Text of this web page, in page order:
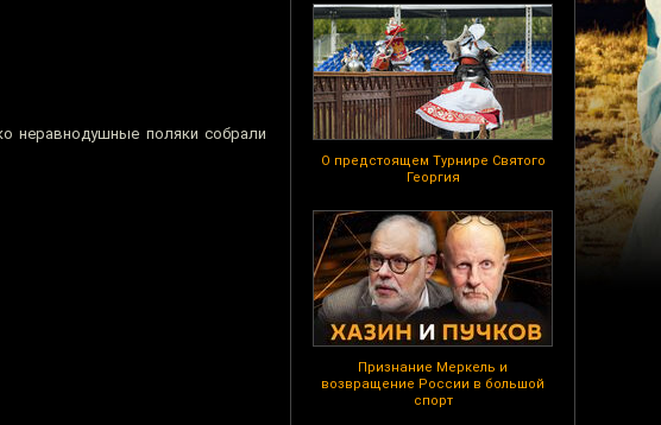
О предстоящем Турнире Святого
Георгия
Признание Меркель и
возвращение России в большой
спорт
неравнодушные поляки собрали